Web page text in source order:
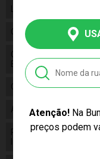
Atenção!Na
preços podem
Código 11851
Código de
Barras
Composição
Alimentação N/a
Pilhas